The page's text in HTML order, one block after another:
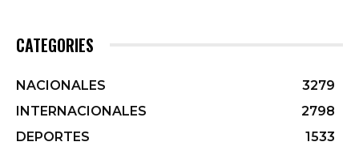
CATEGORIES
NACIONALES
3279
INTERNACIONALES
2798
DEPORTES
1533